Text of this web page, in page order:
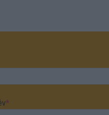
*